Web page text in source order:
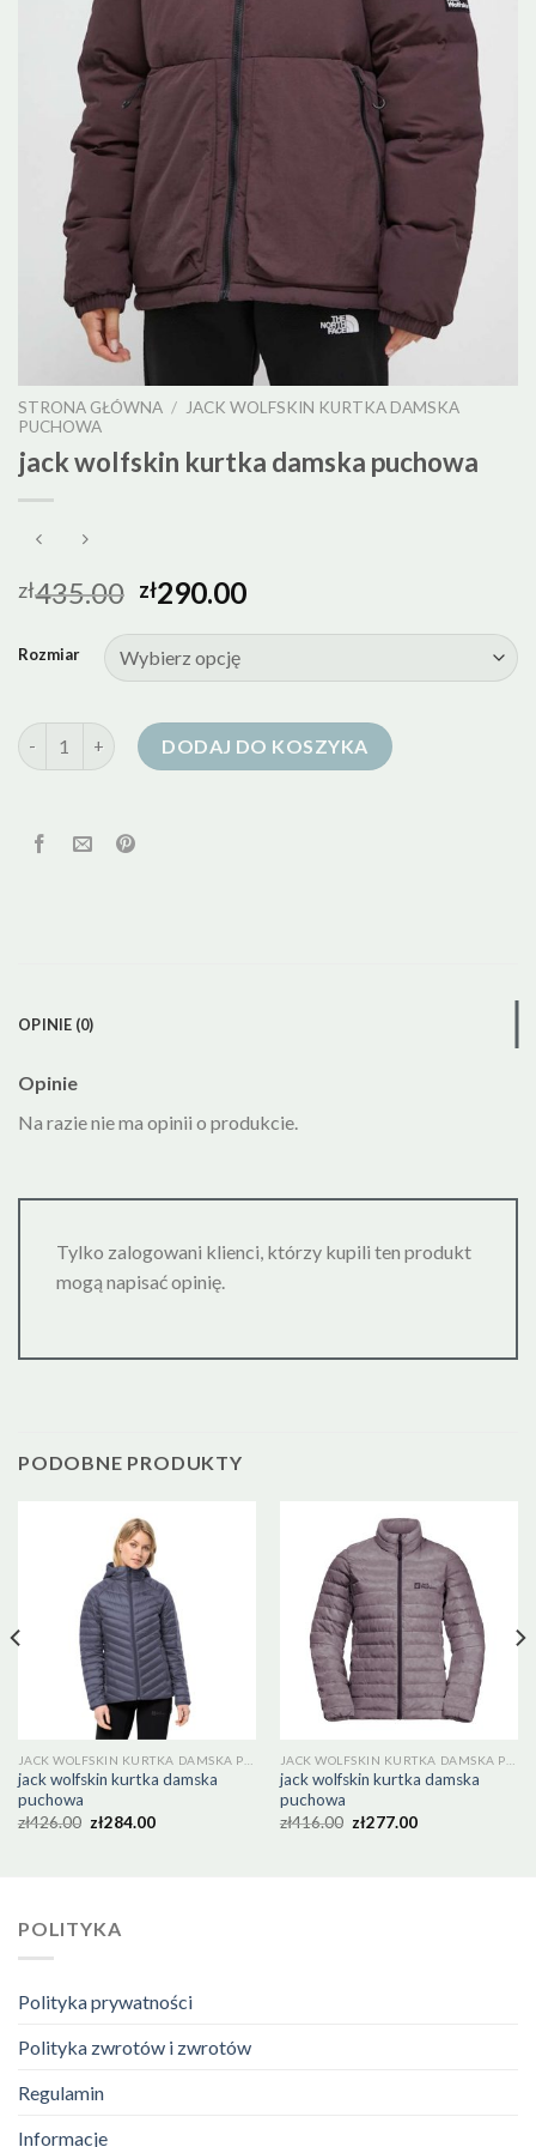
STRONA GŁÓWNA / JACK WOLFSKIN KURTKA DAMSKA
PUCHOWA
jack wolfskin kurtka damska puchowa
zł435.00 zł290.00
Rozmiar
ilość jack wolfskin kurtka damska puchowa
DODAJ DO KOSZYKA
OPINIE (0)
Opinie
Na razie nie ma opinii o produkcie.
Tylko zalogowani klienci, którzy kupili ten produkt
mogą napisać opinię.
PODOBNE PRODUKTY
jack wolfskin kurtka damska
puchowa
zł426.00 zł284.00
jack wolfskin kurtka damska
puchowa
zł416.00 zł277.00
POLITYKA
Polityka prywatności
Polityka zwrotów i zwrotów
Regulamin
Informacje